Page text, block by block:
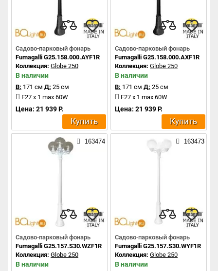
Садово-парковый фонарь
Fumagalli G25.158.000.AYF1R
Коллекция: Globe 250
В наличии
В: 171 см Д: 25 см
E27 x 1 max 60W
Цена: 21 939 Р.
Купить
Садово-парковый фонарь
Fumagalli G25.158.000.AXF1R
Коллекция: Globe 250
В наличии
В: 171 см Д: 25 см
E27 x 1 max 60W
Цена: 21 939 Р.
Купить
163474
Садово-парковый фонарь
Fumagalli G25.157.S30.WZF1R
Коллекция: Globe 250
В наличии
163473
Садово-парковый фонарь
Fumagalli G25.157.S30.WYF1R
Коллекция: Globe 250
В наличии